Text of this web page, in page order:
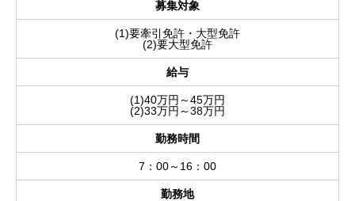
募集対象
(1)要牽引免許・大型免許
(2)要大型免許
給与
(1)40万円～45万円
(2)33万円～38万円
勤務時間
7：00～16：00
勤務地